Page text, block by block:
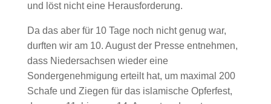
und löst nicht eine Herausforderung.
Da das aber für 10 Tage noch nicht genug war,
durften wir am 10. August der Presse entnehmen,
dass Niedersachsen wieder eine
Sondergenehmigung erteilt hat, um maximal 200
Schafe und Ziegen für das islamische Opferfest,